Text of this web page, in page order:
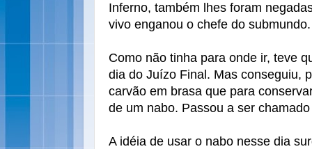
Inferno, também lhes foram
vivo enganou o chefe do submundo.
Como não tinha para onde ir, teve
dia do Juízo Final. Mas conseguiu,
carvão em brasa que para
de um nabo. Passou a ser chamado
A idéia de usar o nabo nesse dia